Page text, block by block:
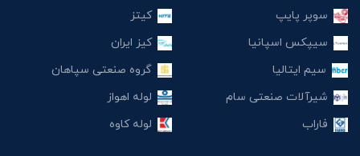
سوپر پایپ
سیپکس اسپانیا
سیم ایتالیا
شیرآلات صنعتی سام
فاراب
کیتز
کیز ایران
گروه صنعتی سپاهان
لوله اهواز
لوله کاوه